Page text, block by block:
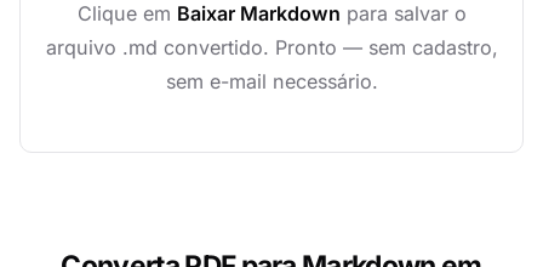
Clique em Baixar Markdown para salvar o
arquivo .md convertido. Pronto — sem cadastro,
sem e-mail necessário.